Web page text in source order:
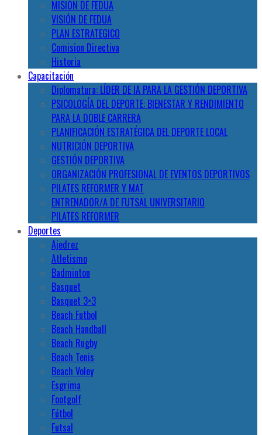
MISIÓN DE FEDUA
VISIÓN DE FEDUA
PLAN ESTRATEGICO
Comision Directiva
Historia
Capacitación
Diplomatura: LÍDER DE IA PARA LA GESTIÓN DEPORTIVA
PSICOLOGÍA DEL DEPORTE: BIENESTAR Y RENDIMIENTO
PARA LA DOBLE CARRERA
PLANIFICACIÓN ESTRATÉGICA DEL DEPORTE LOCAL
NUTRICIÓN DEPORTIVA
GESTIÓN DEPORTIVA
ORGANIZACIÓN PROFESIONAL DE EVENTOS DEPORTIVOS
PILATES REFORMER Y MAT
ENTRENADOR/A DE FUTSAL UNIVERSITARIO
PILATES REFORMER
Deportes
Ajedrez
Atletismo
Badminton
Basquet
Basquet 3×3
Beach Futbol
Beach Handball
Beach Rugby
Beach Tenis
Beach Voley
Esgrima
Footgolf
Fútbol
Futsal